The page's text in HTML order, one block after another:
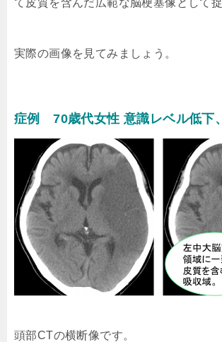
実際の画像を見てみましょう。
症例 70歳代女性 意識レベル低下
頭部CTの横断像です。